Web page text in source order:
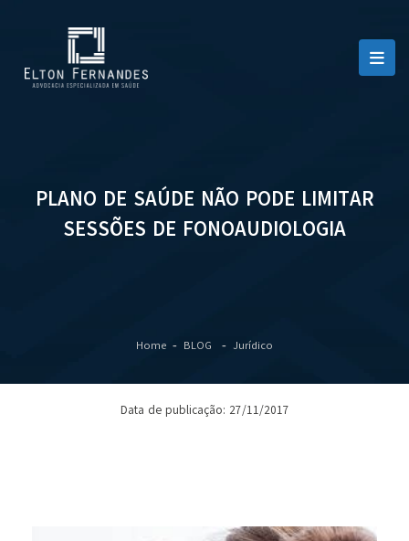
PLANO DE SAÚDE NÃO PODE LIMITAR
SESSÕES DE FONOAUDIOLOGIA
Home BLOG Jurídico
Data de publicação: 27/11/2017